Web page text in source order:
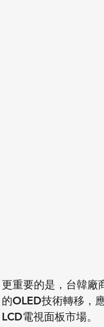
更重要的是，台韓廠
的OLED技術轉移，
LCD電視面板市場。